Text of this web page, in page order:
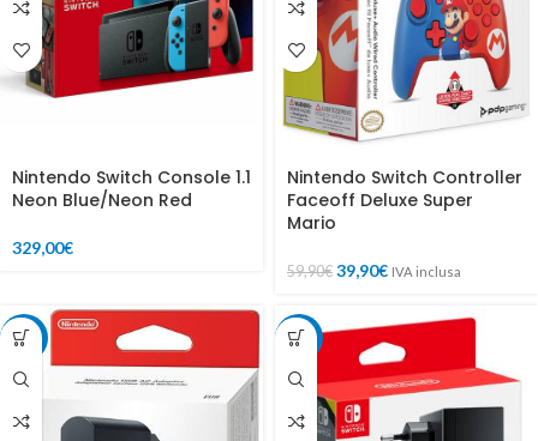
Nintendo Switch Console 1.1
Neon Blue/Neon Red
329,00€
Nintendo Switch Controller
Faceoff Deluxe Super
Mario
59,90€ 39,90€ IVA inclusa
-50% -13%